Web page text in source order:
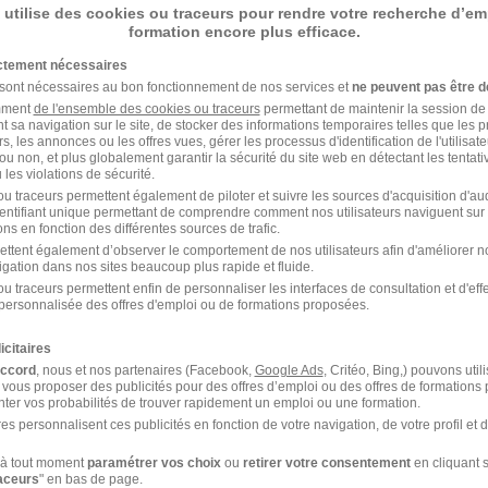
L'AIR ET DE L'ESPACE dans le
DE L'AIR ET DE
Agent de
L'ESPACE Technicien
logistique
Technicien
DE L'ESPACE par Métier
utilise des cookies ou traceurs pour rendre votre recherche
formation encore plus efficace.
nécessaires
nécessaires au bon fonctionnement de nos services etne peuvent pas être
de l'ensemble des cookies ou traceurspermettant de maintenir la session
sa navigation sur le site, de stocker des informations temporaires telles que les
les annonces ou les offres vues, gérer les processus d'identification de
non, et plus globalement garantir la sécurité du site web en détectant les
les violations de sécurité.
traceurs permettent également de piloter et suivre les sources d'acquisition
unique permettant de comprendre comment nos utilisateurs naviguent sur
en fonction des différentes sources de trafic.
également d’observer le comportement de nos utilisateurs afin d'améliorer
dans nos sites beaucoup plus rapide et fluide.
traceurs permettent enfin de personnaliser les interfaces de consultation et
des offres d'emploi ou de formations proposées.
, nous et nos partenaires (Facebook, Google Ads, Critéo, Bing,) pouvons
proposer des publicités pour des offres d’emploi ou des offres de formations
vos probabilités de trouver rapidement un emploi ou une formation.
personnalisent ces publicités en fonction de votre navigation, de votre profil et
tout momentparamétrer vos choixou retirer votre consentementen cliquant
" en bas de page.